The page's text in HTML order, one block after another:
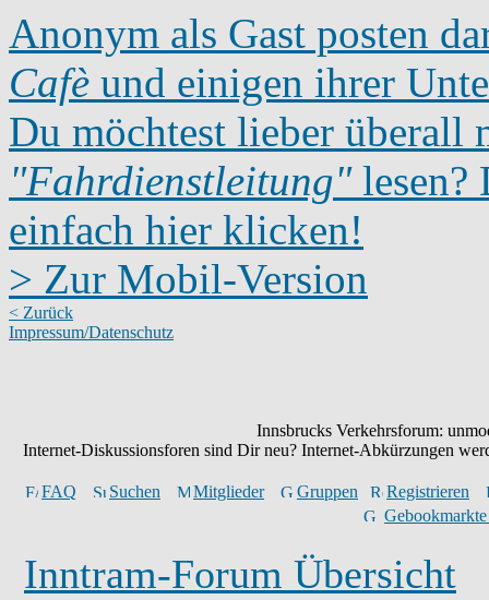
Anonym als Gast posten
Cafè und einigen ihrer
Du möchtest lieber überall
"Fahrdienstleitung"lesen?
einfach hier klicken!
> Zur Mobil-Version
< Zurück
Impressum/Datenschutz
Innsbrucks Verkehrsforum:
Internet-Diskussionsforen sind Dir neu? Internet-Abkürzungen
FAQ Suchen Mitglieder Gruppen
Registrieren
Inntram-Forum Übersicht